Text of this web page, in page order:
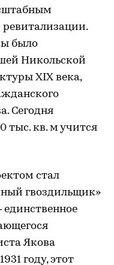
было
Никольской
XIX века,
Сегодня
тыс. кв. м учится
стал
гвоздильщик»
Якова
году, этот